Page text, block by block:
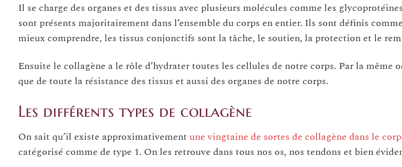
Il se charge des organes et des tissus avec plusieurs molécules comme les
sont présents majoritairement dans l’ensemble du corps en entier. Ils sont définis
mieux comprendre, les tissus conjonctifs sont la tâche, le soutien, la protection et le
Ensuite le collagène a le rôle d’hydrater toutes les cellules de notre corps. Par la même
que de toute la résistance des tissus et aussi des organes de notre corps.
Les différents types de collagène
On sait qu’il existe approximativement une vingtaine de sortes de collagène dans le
catégorisé comme de type 1. On les retrouve dans tous nos os, nos tendons et bien